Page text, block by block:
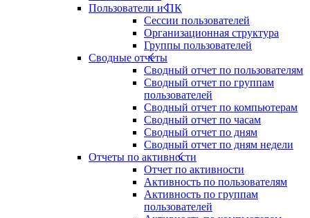
Пользователи и ПК
Сессии пользователей
Организационная структура
Группы пользователей
Сводные отчеты
Сводный отчет по пользователям
Сводный отчет по группам
пользователей
Сводный отчет по компьютерам
Сводный отчет по часам
Сводный отчет по дням
Сводный отчет по дням недели
Отчеты по активности
Отчет по активности
Активность по пользователям
Активность по группам
пользователей